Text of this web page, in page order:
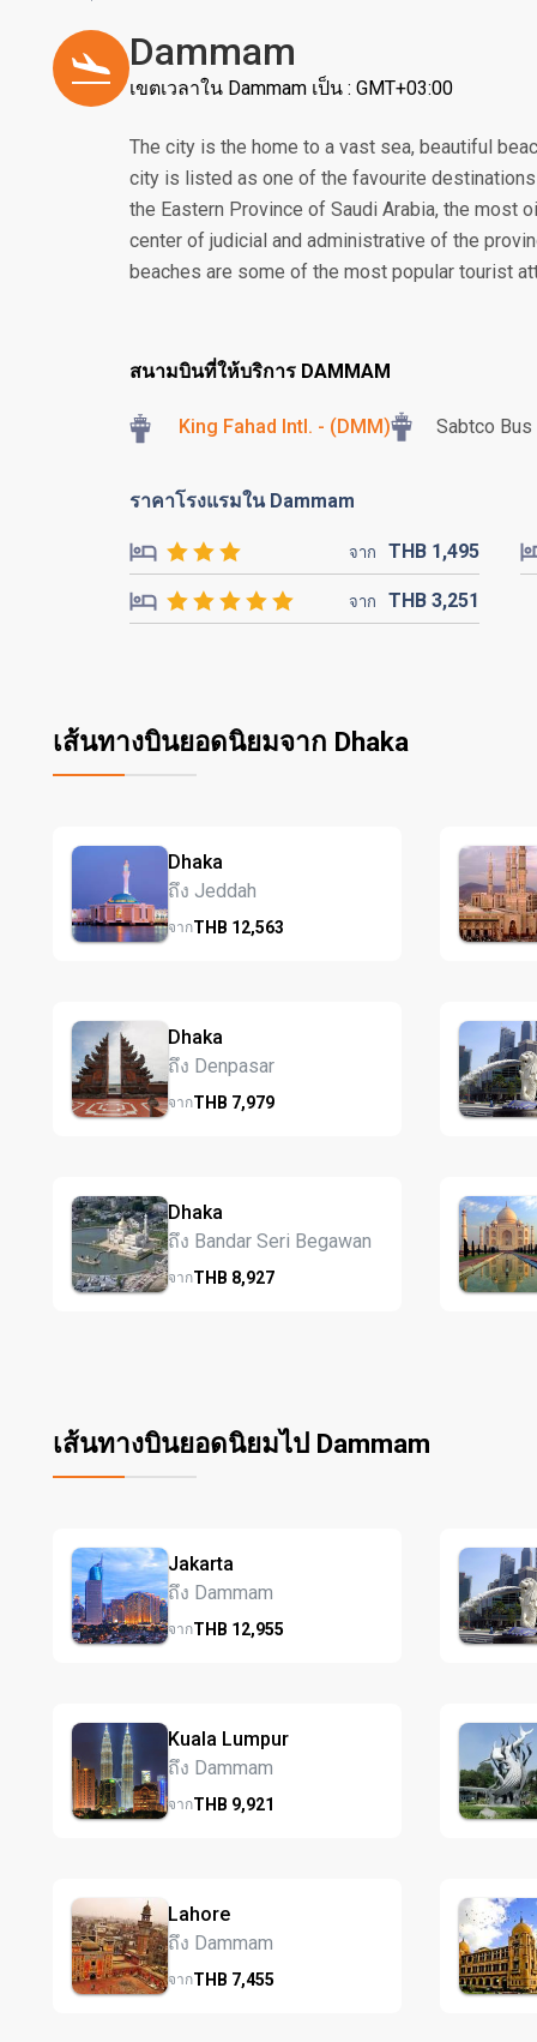
Dammam
เขตเวลาใน Dammam เป็น : GMT+03:00
The city is the home to a vast sea, beautiful
city is listed as one of the favourite
the Eastern Province of Saudi Arabia, the most
center of judicial and administrative of the
beaches are some of the most popular tourist
สนามบินที่ให้บริการ DAMMAM
King Fahad Intl. - (DMM) Sabtco
ราคาโรงแรมใน Dammam
จาก THB 1,495
จาก THB 3,251
เส้นทางบินยอดนิยมจาก Dhaka
Dhaka
ถึง Jeddah
จากTHB 12,563
Dhaka
ถึง Denpasar
จากTHB 7,979
Dhaka
ถึง Bandar Seri Begawan
จากTHB 8,927
เส้นทางบินยอดนิยมไป Dammam
Jakarta
ถึง Dammam
จากTHB 12,955
Kuala Lumpur
ถึง Dammam
จากTHB 9,921
Lahore
ถึง Dammam
จากTHB 7,455